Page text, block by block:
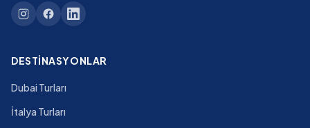
DESTINASYONLAR
Dubai Turları
İtalya Turları